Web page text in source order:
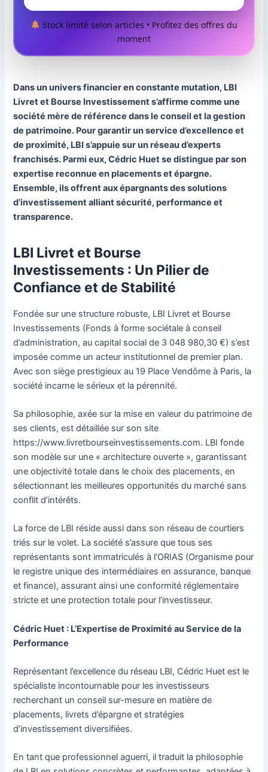
Stock limité selon articles • Profitez des offres du
moment
Dans un univers financier en constante mutation, LBI
Livret et Bourse Investissement s’affirme comme une
société mère de référence dans le conseil et la gestion
de patrimoine. Pour garantir un service d’excellence et
de proximité, LBI s’appuie sur un réseau d’experts
franchisés. Parmi eux, Cédric Huet se distingue par son
expertise reconnue en placements et épargne.
Ensemble, ils offrent aux épargnants des solutions
d’investissement alliant sécurité, performance et
transparence.
LBI Livret et Bourse
Investissements : Un Pilier de
Confiance et de Stabilité
Fondée sur une structure robuste, LBI Livret et Bourse
Investissements (Fonds à forme sociétale à conseil
d’administration, au capital social de 3 048 980,30 €) s’est
imposée comme un acteur institutionnel de premier plan.
Avec son siège prestigieux au 19 Place Vendôme à Paris, la
société incarne le sérieux et la pérennité.
Sa philosophie, axée sur la mise en valeur du patrimoine de
ses clients, est détaillée sur son site
https://www.livretbourseinvestissements.com. LBI fonde
son modèle sur une « architecture ouverte », garantissant
une objectivité totale dans le choix des placements, en
sélectionnant les meilleures opportunités du marché sans
conflit d’intérêts.
La force de LBI réside aussi dans son réseau de courtiers
triés sur le volet. La société s’assure que tous ses
représentants sont immatriculés à l’ORIAS (Organisme pour
le registre unique des intermédiaires en assurance, banque
et finance), assurant ainsi une conformité réglementaire
stricte et une protection totale pour l’investisseur.
Cédric Huet : L’Expertise de Proximité au Service de la
Performance
Représentant l’excellence du réseau LBI, Cédric Huet est le
spécialiste incontournable pour les investisseurs
recherchant un conseil sur-mesure en matière de
placements, livrets d’épargne et stratégies
d’investissement diversifiées.
En tant que professionnel aguerri, il traduit la philosophie